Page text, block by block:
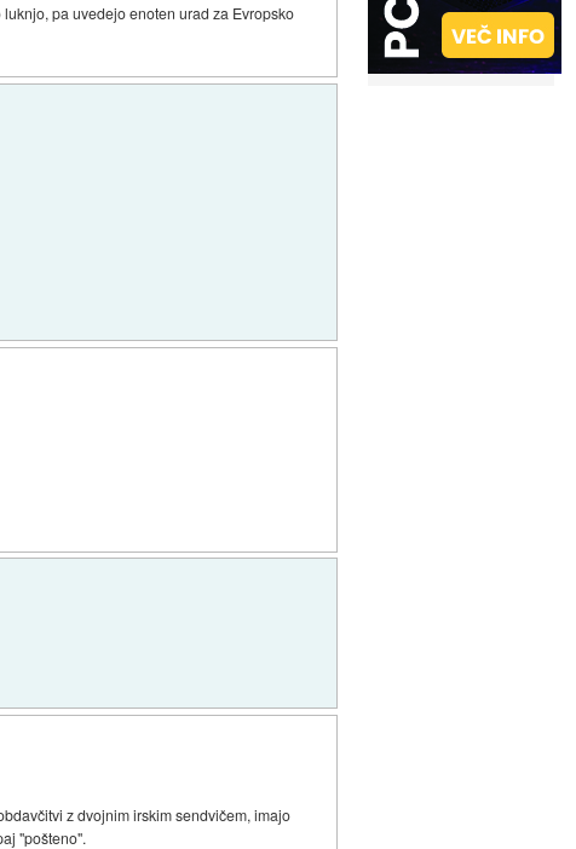
pa uvedejo enoten urad za Evropsko
z dvojnim irskim sendvičem, imajo
"pošteno".